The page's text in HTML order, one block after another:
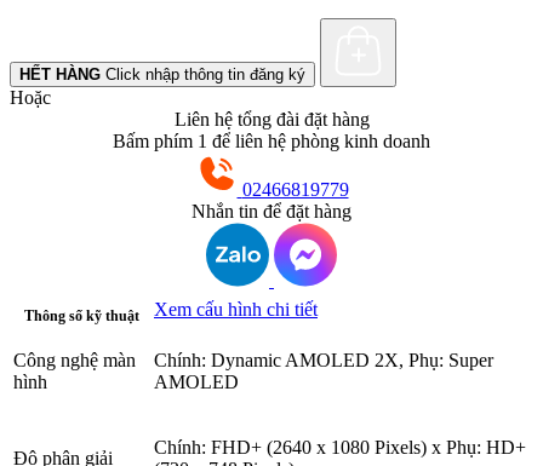
HẾT HÀNG Click nhập thông tin đăng ký
Hoặc
Liên hệ tổng đài đặt hàng
Bấm phím 1 để liên hệ phòng kinh doanh
02466819779
Nhắn tin để đặt hàng
Thông số kỹ thuật Xem cấu hình chi tiết
Công nghệ màn
hình
Chính: Dynamic AMOLED 2X, Phụ: Super
AMOLED
Độ phân giải
Chính: FHD+ (2640 x 1080 Pixels) x Phụ: HD+